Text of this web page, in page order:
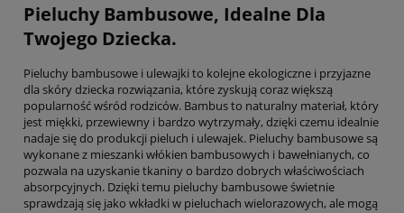
Pieluchy Bambusowe, Idealne Dla
Twojego Dziecka.
Pieluchy bambusowe i ulewajki to kolejne ekologiczne i przyjazne
dla skóry dziecka rozwiązania, które zyskują coraz większą
popularność wśród rodziców. Bambus to naturalny materiał, który
jest miękki, przewiewny i bardzo wytrzymały, dzięki czemu idealnie
nadaje się do produkcji pieluch i ulewajek. Pieluchy bambusowe są
wykonane z mieszanki włókien bambusowych i bawełnianych, co
pozwala na uzyskanie tkaniny o bardzo dobrych właściwościach
absorpcyjnych. Dzięki temu pieluchy bambusowe świetnie
sprawdzają się jako wkładki w pieluchach wielorazowych, ale mogą